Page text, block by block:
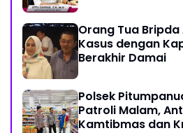
Orang Tua
Kasus dengan
Berakhir Damai
Polsek
Patroli Malam,
Kamtibmas dan